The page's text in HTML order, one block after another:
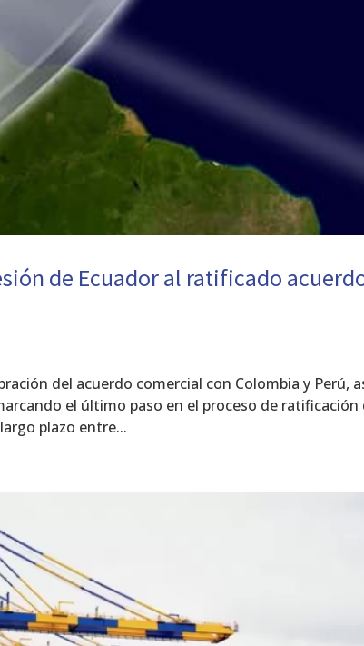
de Ecuador al ratificado
del acuerdo comercial con Colombia y Perú,
el último paso en el proceso de ratificación
plazo entre...